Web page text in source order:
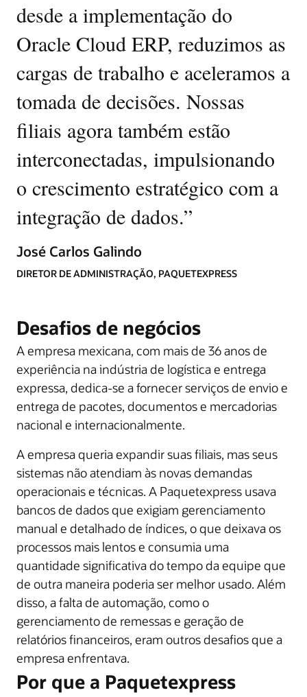
desde a implementação do
Oracle Cloud ERP, reduzimos as
cargas de trabalho e aceleramos a
tomada de decisões. Nossas
filiais agora também estão
interconectadas, impulsionando
o crescimento estratégico com a
integração de dados.”
José Carlos Galindo
DIRETOR DE ADMINISTRAÇÃO, PAQUETEXPRESS
Desafios de negócios
A empresa mexicana, com mais de 36 anos de
experiência na indústria de logística e entrega
expressa, dedica-se a fornecer serviços de envio e
entrega de pacotes, documentos e mercadorias
nacional e internacionalmente.
A empresa queria expandir suas filiais, mas seus
sistemas não atendiam às novas demandas
operacionais e técnicas. A Paquetexpress usava
bancos de dados que exigiam gerenciamento
manual e detalhado de índices, o que deixava os
processos mais lentos e consumia uma
quantidade significativa do tempo da equipe que
de outra maneira poderia ser melhor usado. Além
disso, a falta de automação, como o
gerenciamento de remessas e geração de
relatórios financeiros, eram outros desafios que a
empresa enfrentava.
Por que a Paquetexpress